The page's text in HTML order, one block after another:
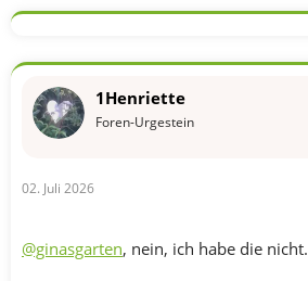
1Henriette
Foren-Urgestein
02. Juli 2026
@ginasgarten, nein, ich habe die nicht.